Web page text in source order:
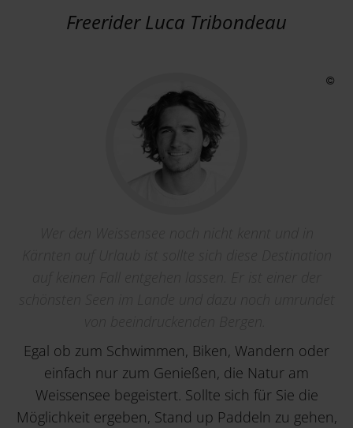
Freerider Luca Tribondeau
Egal ob zum Schwimmen, Biken, Wandern oder
einfach nur zum Genießen, die Natur am
Weissensee begeistert. Sollte sich für Sie die
Möglichkeit ergeben, Stand up Paddeln zu gehen,